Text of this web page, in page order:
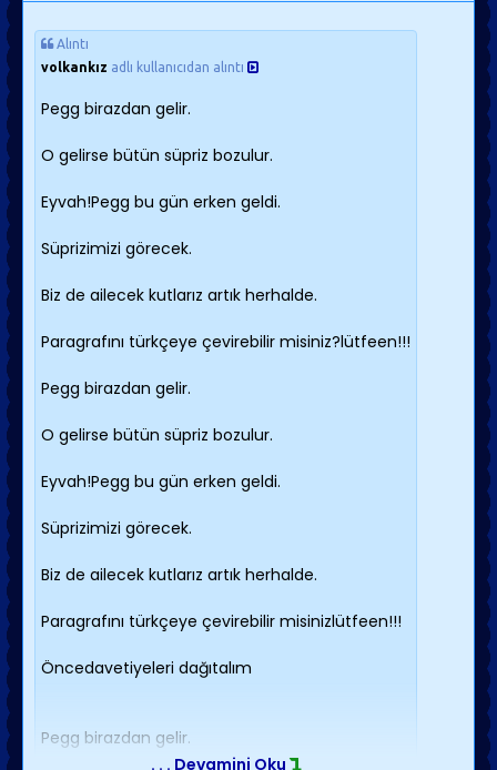
Alıntı
volkankız adlı kullanıcıdan alıntı
Pegg birazdan gelir.
O gelirse bütün süpriz bozulur.
Eyvah!Pegg bu gün erken geldi.
Süprizimizi görecek.
Biz de ailecek kutlarız artık herhalde.
Paragrafını türkçeye çevirebilir misiniz?lütfeen!!!
Pegg birazdan gelir.
O gelirse bütün süpriz bozulur.
Eyvah!Pegg bu gün erken geldi.
Süprizimizi görecek.
Biz de ailecek kutlarız artık herhalde.
Paragrafını türkçeye çevirebilir misinizlütfeen!!!
Öncedavetiyeleri dağıtalım
Pegg birazdan gelir.
. . . Devamini Oku